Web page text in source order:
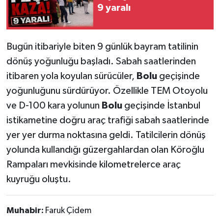
9 yaralı
Bugün itibariyle biten 9 günlük bayram tatilinin
dönüş yoğunluğu başladı. Sabah saatlerinden
itibaren yola koyulan sürücüler, Bolugeçişinde
yoğunluğunu sürdürüyor. Özellikle TEM Otoyolu
ve D-100 kara yolunun Bolugeçişinde İstanbul
istikametine doğru araç trafiği sabah saatlerinde
yer yer durma noktasına geldi. Tatilcilerin dönüş
yolunda kullandığı güzergahlardan olan Köroğlu
Rampaları mevkisinde kilometrelerce araç
kuyruğu oluştu.
Muhabir: Faruk Çidem